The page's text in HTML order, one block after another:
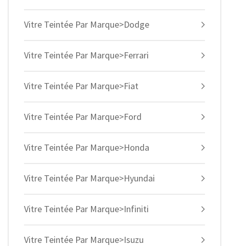
Vitre Teintée Par Marque>Dodge
Vitre Teintée Par Marque>Ferrari
Vitre Teintée Par Marque>Fiat
Vitre Teintée Par Marque>Ford
Vitre Teintée Par Marque>Honda
Vitre Teintée Par Marque>Hyundai
Vitre Teintée Par Marque>Infiniti
Vitre Teintée Par Marque>Isuzu